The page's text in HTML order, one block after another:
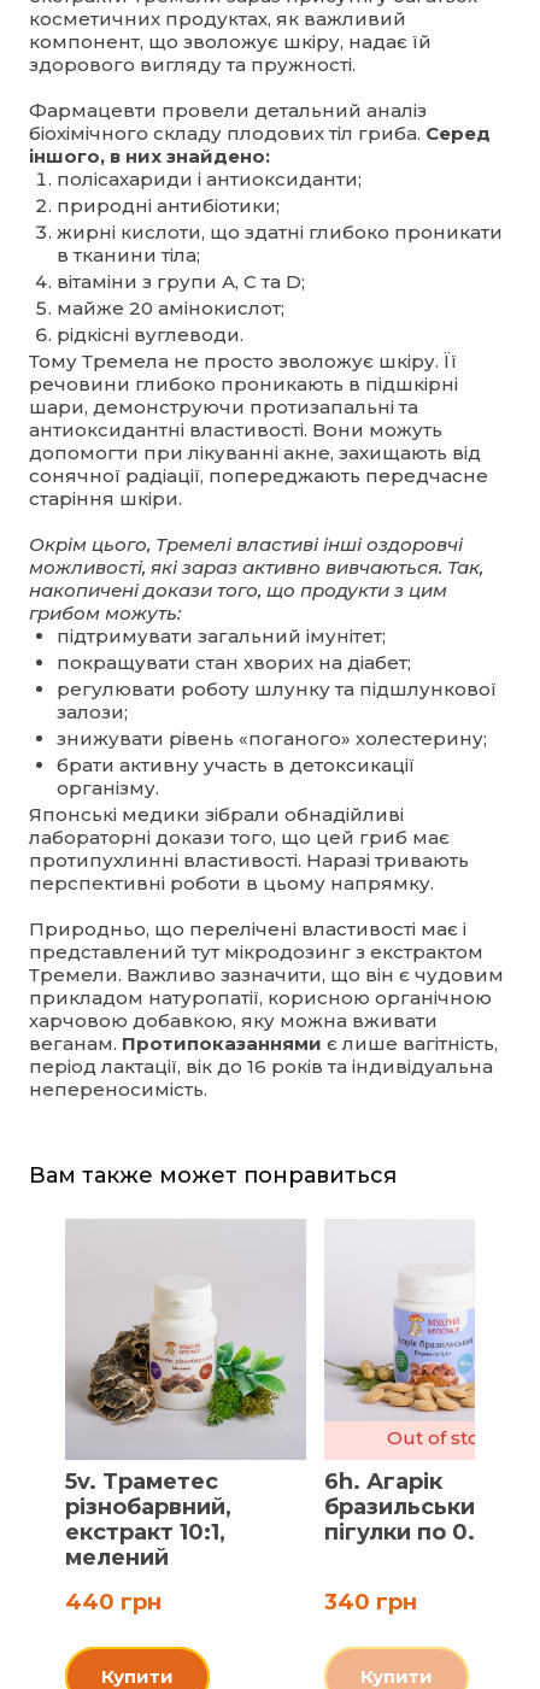
косметичних продуктах, як важливий
компонент, що зволожує шкіру, надає їй
здорового вигляду та пружності.
Фармацевти провели детальний аналіз
біохімічного складу плодових тіл гриба. Серед
іншого, в них знайдено:
полісахариди і антиоксиданти;
природні антибіотики;
жирні кислоти, що здатні глибоко проникати
в тканини тіла;
вітаміни з групи А, С та D;
майже 20 амінокислот;
рідкісні вуглеводи.
Тому Тремела не просто зволожує шкіру. Її
речовини глибоко проникають в підшкірні
шари, демонструючи протизапальні та
антиоксидантні властивості. Вони можуть
допомогти при лікуванні акне, захищають від
сонячної радіації, попереджають передчасне
старіння шкіри.
Окрім цього, Тремелі властиві інші оздоровчі
можливості, які зараз активно вивчаються. Так,
накопичені докази того, що продукти з цим
грибом можуть:
підтримувати загальний імунітет;
покращувати стан хворих на діабет;
регулювати роботу шлунку та підшлункової
залози;
знижувати рівень «поганого» холестерину;
брати активну участь в детоксикації
організму.
Японські медики зібрали обнадійливі
лабораторні докази того, що цей гриб має
протипухлинні властивості. Наразі тривають
перспективні роботи в цьому напрямку.
Природньо, що перелічені властивості має і
представлений тут мікродозинг з екстрактом
Тремели. Важливо зазначити, що він є чудовим
прикладом натуропатії, корисною органічною
харчовою добавкою, яку можна вживати
веганам. Протипоказаннями є лише вагітність,
період лактації, вік до 16 років та індивідуальна
непереносимість.
Вам также может понравиться
5v. Траметес
різнобарвний,
екстракт 10:1,
мелений
440 грн
Купити
Out of stock
6h. Агарік
бразильський,
пігулки по 0.4 г
340 грн
Купити